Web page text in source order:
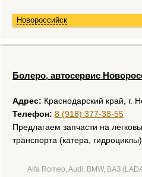
Новороссийск
Болеро, автосервис
Адрес: Краснодарский край, г.
Телефон: 8 (918) 377-38-55
Предлагаем запчасти на
транспорта (катера,
Alfa Romeo, Audi, BMW, ВАЗ